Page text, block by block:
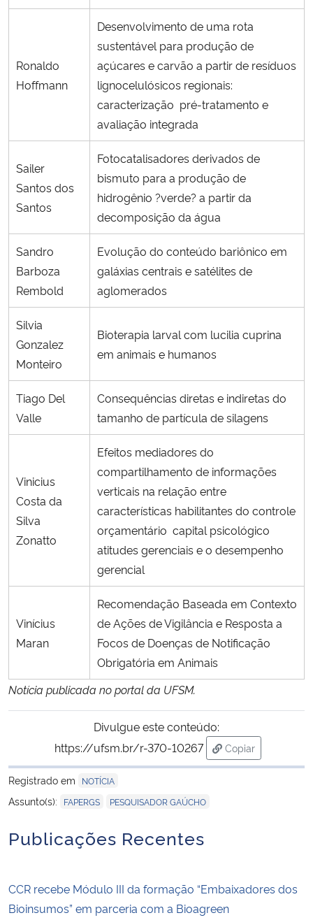
Ronaldo
Hoffmann
Desenvolvimento de uma rota
sustentável para produção de
açúcares e carvão a partir de resíduos
lignocelulósicos regionais:
caracterização pré-tratamento e
avaliação integrada
Sailer
Santos dos
Santos
Fotocatalisadores derivados de
bismuto para a produção de
hidrogênio ?verde? a partir da
decomposição da água
Sandro
Barboza
Rembold
Evolução do conteúdo bariônico em
galáxias centrais e satélites de
aglomerados
Silvia
Gonzalez
Monteiro
Bioterapia larval com lucilia cuprina
em animais e humanos
Tiago Del
Valle
Consequências diretas e indiretas do
tamanho de partícula de silagens
Vinicius
Costa da
Silva
Zonatto
Efeitos mediadores do
compartilhamento de informações
verticais na relação entre
características habilitantes do controle
orçamentário capital psicológico
atitudes gerenciais e o desempenho
gerencial
Vinícius
Maran
Recomendação Baseada em Contexto
de Ações de Vigilância e Resposta a
Focos de Doenças de Notificação
Obrigatória em Animais
Notícia publicada no portal da UFSM.
Divulgue este conteúdo:
https://ufsm.br/r-370-10267
Copiar
para área de
Registrado em
NOTÍCIA
Assunto(s): FAPERGS PESQUISADOR GAÚCHO
Publicações Recentes
CCR recebe Módulo III da formação “Embaixadores dos
Bioinsumos” em parceria com a Bioagreen